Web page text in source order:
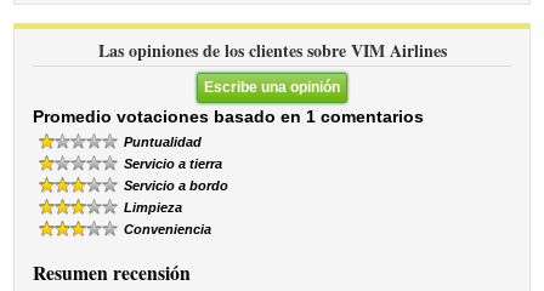
Las opiniones de los clientes sobre VIM Airlines
Escribe una opinión
Promedio votaciones basado en 1 comentarios
Puntualidad
Servicio a tierra
Servicio a bordo
Limpieza
Conveniencia
Resumen recensión